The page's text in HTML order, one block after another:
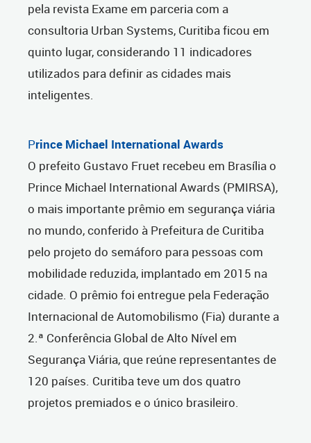
pela revista Exame em parceria com a
consultoria Urban Systems, Curitiba ficou em
quinto lugar, considerando 11 indicadores
utilizados para definir as cidades mais
inteligentes.
Prince Michael International Awards
O prefeito Gustavo Fruet recebeu em Brasília o
Prince Michael International Awards (PMIRSA),
o mais importante prêmio em segurança viária
no mundo, conferido à Prefeitura de Curitiba
pelo projeto do semáforo para pessoas com
mobilidade reduzida, implantado em 2015 na
cidade. O prêmio foi entregue pela Federação
Internacional de Automobilismo (Fia) durante a
2.ª Conferência Global de Alto Nível em
Segurança Viária, que reúne representantes de
120 países. Curitiba teve um dos quatro
projetos premiados e o único brasileiro.